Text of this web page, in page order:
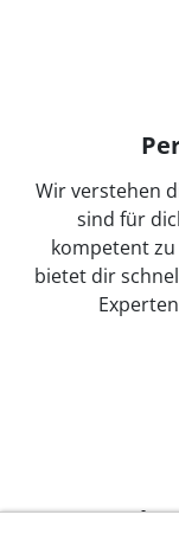
Wir verstehen
sind für
kompetent
bietet dir
Mehr